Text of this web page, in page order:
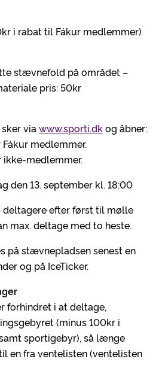
i rabat til Fákur medlemmer)
stævnefold på området –
pris: 50kr
via www.sporti.dk og åbner:
medlemmer.
ikke-medlemmer.
den 13. september kl. 18:00
deltagere efter først til mølle
max. deltage med to heste.
på stævnepladsen senest en
og på IceTicker.
forhindret i at deltage,
(minus 100kr i
sportigebyr), så længe
en fra ventelisten (ventelisten